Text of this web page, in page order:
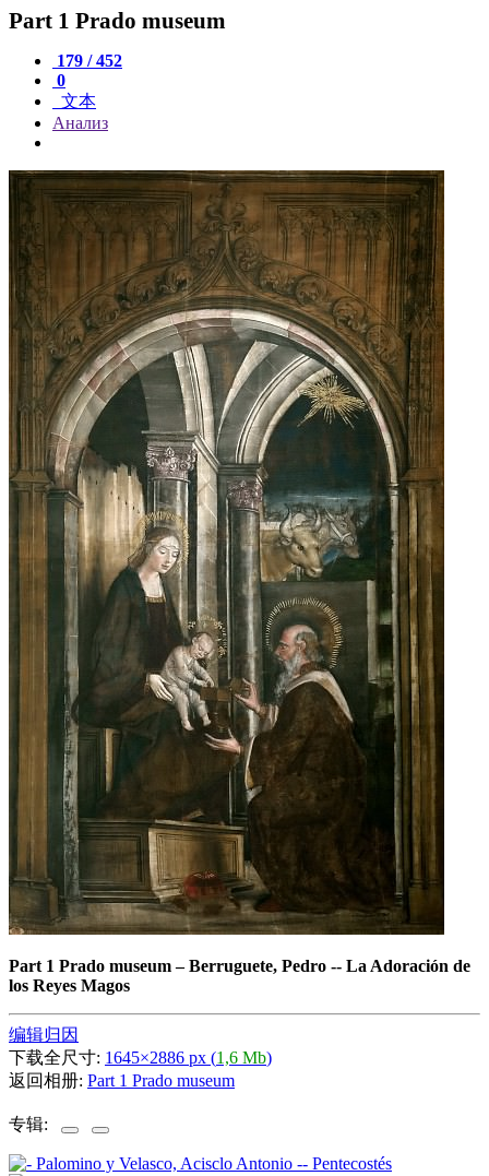
Part 1 Prado museum
179 / 452
0
文本
Анализ
Part 1 Prado museum–Berruguete, Pedro -- La Adoración de
los Reyes Magos
编辑归因
下载全尺寸: 1645×2886 px (1,6 Mb)
返回相册: Part 1 Prado museum
专辑: